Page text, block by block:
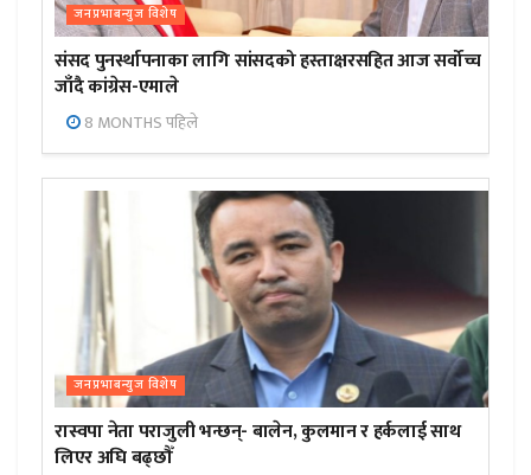
जनप्रभाबन्युज विशेष
संसद पुनर्स्थापनाका लागि सांसदको हस्ताक्षरसहित आज सर्वोच्च
जाँदै कांग्रेस-एमाले
8 MONTHS पहिले
जनप्रभाबन्युज विशेष
रास्वपा नेता पराजुली भन्छन्- बालेन, कुलमान र हर्कलाई साथ
लिएर अघि बढ्छौँ